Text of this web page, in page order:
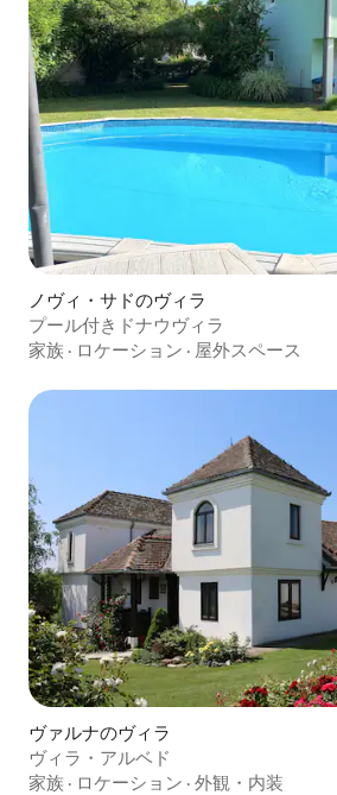
ノヴィ・サドのヴィラ
プール付きドナウヴィラ
家族 · ロケーション · 屋外スペース
ヴァルナのヴィラ
ヴィラ・アルベド
家族 · ロケーション · 外観・内装